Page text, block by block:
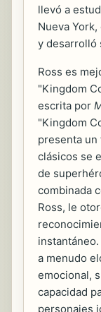
llevó a
Nueva
y desarrolló
Ross es
"Kingdom
escrita por
"Kingdom
presenta
clásicos se
de
combinada
Ross, le
a menudo
emocional,
capacidad
personajes